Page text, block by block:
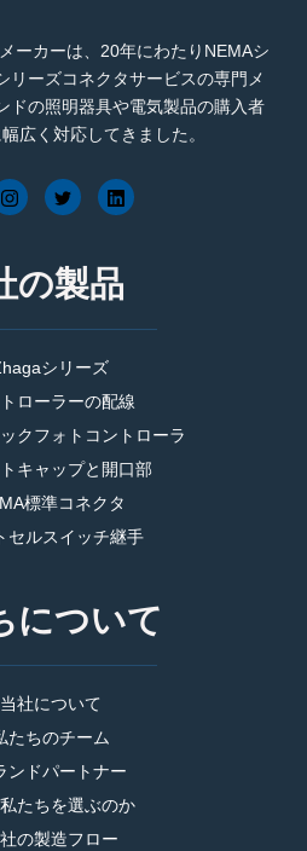
ーカーは、20年にわたりNEMAシ
リーズコネクタサービスの専門メ
ドの照明器具や電気製品の購入者
広く対応してきました。
の製品
シリーズ
ローラーの配線
クフォトコントローラ
キャップと開口部
標準コネクタ
セルスイッチ継手
について
当社について
たちのチーム
ンドパートナー
たちを選ぶのか
の製造フロー